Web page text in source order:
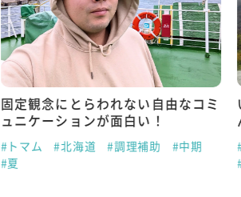
固定観念にとらわれない自由なコミ
ュニケーションが面白い！
#トマム #北海道 #調理補助
#中期
#夏